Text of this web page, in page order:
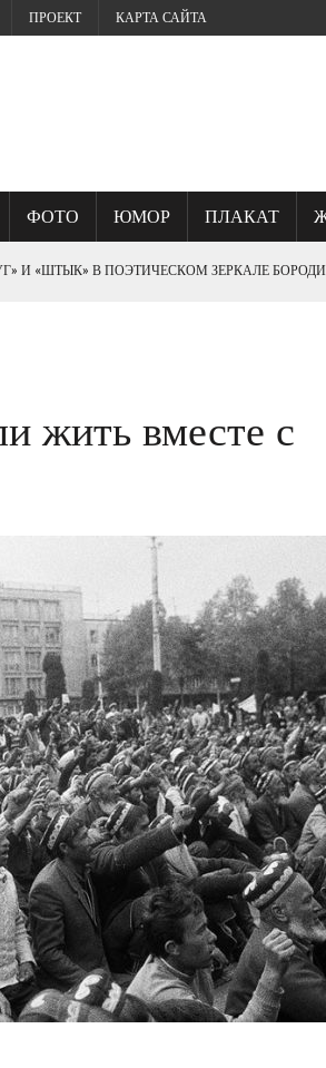
ПРОЕКТ КАРТА САЙТА
ФОТО ЮМОР ПЛАКАТ
И «ШТЫК» В ПОЭТИЧЕСКОМ ЗЕРКАЛЕ
ВАСИЛИЯ ЧУЙКОВА ПРИ ВЗЯТИИ
жить вместе с